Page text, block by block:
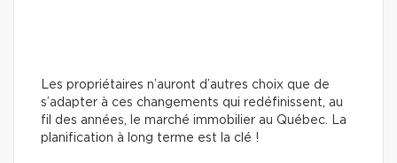
Les propriétaires n’auront d’autres choix que de
s’adapter à ces changements qui redéfinissent, au
fil des années, le marché immobilier au Québec. La
planification à long terme est la clé !